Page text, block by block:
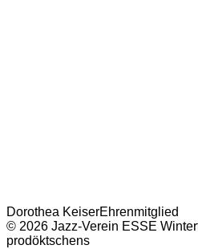
Dorothea KeiserEhrenmitglied
© 2026 Jazz-Verein ESSE
prodöktschens